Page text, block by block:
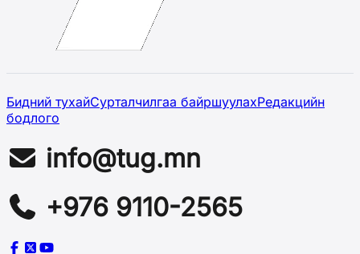
Бидний тухайСурталчилгаа байршуулахРедакцийн
бодлого
info@tug.mn
+976 9110-2565